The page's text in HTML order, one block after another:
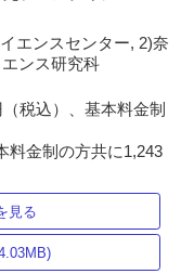
エンスセンター, 2)奈
ンス研究科
税込）、基本料金制
料金制の方共に1,243
見る